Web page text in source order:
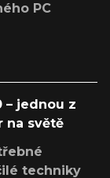
PC
– jednou z
na světě
techniky